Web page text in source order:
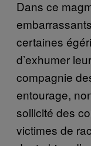
Dans ce
certaines
d’exhumer
compagnie
entourage,
sollicité des
victimes de